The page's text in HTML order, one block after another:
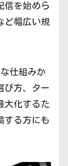
信を始めら
ど幅広い規
仕組みか
び方、ター
大化するた
する方にも